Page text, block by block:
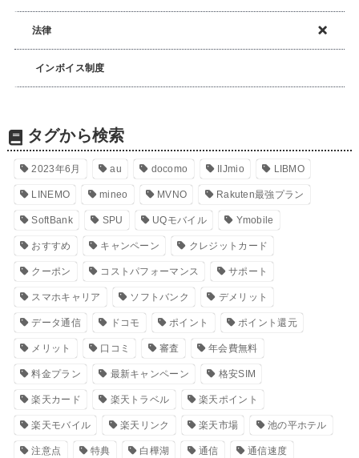
法律
インボイス制度
タグから検索
2023年6月 au docomo IIJmio LIBMO
LINEMO mineo MVNO Rakuten最強プラン
SoftBank SPU UQモバイル Ymobile
おすすめ キャンペーン クレジットカード
クーポン コストパフォーマンス サポート
スマホキャリア ソフトバンク デメリット
データ通信 ドコモ ポイント ポイント還元
メリット 口コミ 審査 年会費無料
料金プラン 最新キャンペーン 格安SIM
楽天カード 楽天トラベル 楽天ポイント
楽天モバイル 楽天リンク 楽天市場 池の平ホテル
注意点 特典 白樺湖 通信 通信速度